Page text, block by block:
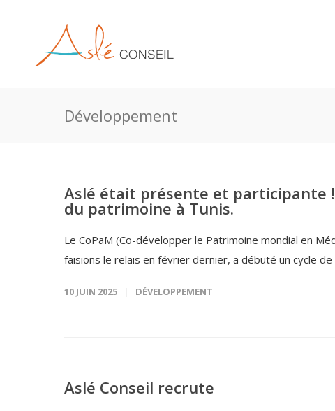
Développement
Aslé était présente et participante
du patrimoine à Tunis.
Le CoPaM (Co-développer le Patrimoine mondial en
faisions le relais en février dernier, a débuté un cycle
10 JUIN 2025 DÉVELOPPEMENT
Aslé Conseil recrute